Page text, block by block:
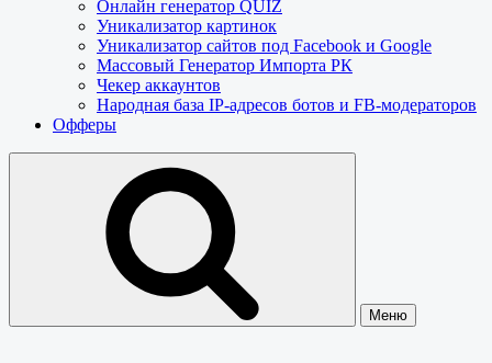
Онлайн генератор QUIZ
Уникализатор картинок
Уникализатор сайтов под Facebook и Google
Массовый Генератор Импорта РК
Чекер аккаунтов
Народная база IP-адресов ботов и FB-модераторов
Офферы
Меню